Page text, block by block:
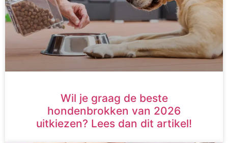
Wil je graag de beste
hondenbrokken van 2026
uitkiezen? Lees dan dit artikel!